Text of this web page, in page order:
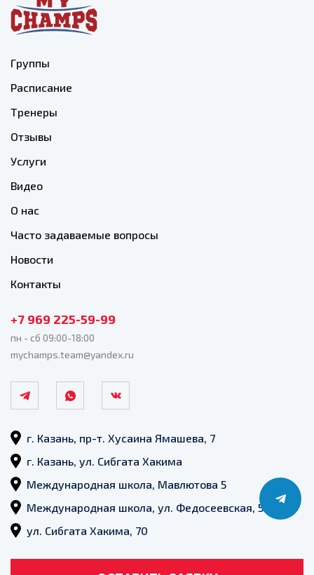
Группы
Расписание
Тренеры
Отзывы
Услуги
Видео
О нас
Часто задаваемые вопросы
Новости
Контакты
+7 969 225-59-99
пн - сб 09:00-18:00
mychamps.team@yandex.ru
г. Казань, пр-т. Хусаина Ямашева, 7
г. Казань, ул. Сибгата Хакима
Международная школа, Мавлютова 5
Международная школа, ул. Федосеевская, 52
ул. Сибгата Хакима, 70